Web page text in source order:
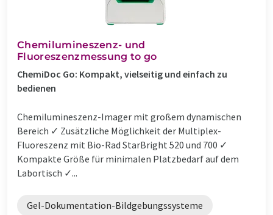
Chemilumineszenz- und
Fluoreszenzmessung to go
ChemiDoc Go: Kompakt, vielseitig und einfach zu
bedienen
Chemilumineszenz-Imager mit großem dynamischen
Bereich ✓ Zusätzliche Möglichkeit der Multiplex-
Fluoreszenz mit Bio-Rad StarBright 520 und 700 ✓
Kompakte Größe für minimalen Platzbedarf auf dem
Labortisch ✓...
Gel-Dokumentation-Bildgebungssysteme